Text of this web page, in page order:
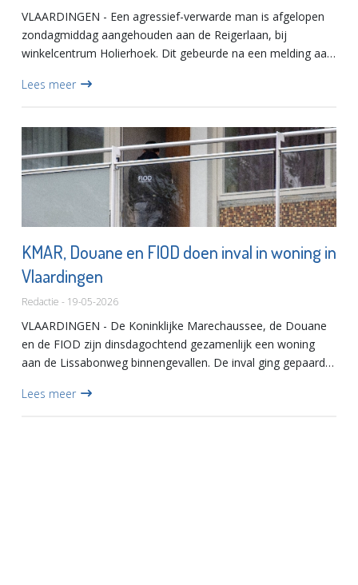
VLAARDINGEN - Een agressief-verwarde man is afgelopen
zondagmiddag aangehouden aan de Reigerlaan, bij
winkelcentrum Holierhoek. Dit gebeurde na een melding aan
en zou schreeu...
Lees meer
KMAR, Douane en FIOD doen inval in woning in
Vlaardingen
Redactie - 19-05-2026
VLAARDINGEN - De Koninklijke Marechaussee, de Douane
en de FIOD zijn dinsdagochtend gezamenlijk een woning
aan de Lissabonweg binnengevallen. De inval ging gepaard
Rond 07....
Lees meer